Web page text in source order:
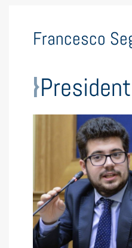
Francesco